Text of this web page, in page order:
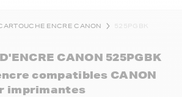
ENCRE CANON 525PGBK
CANON 525PGBK
compatibles CANON
imprimantes